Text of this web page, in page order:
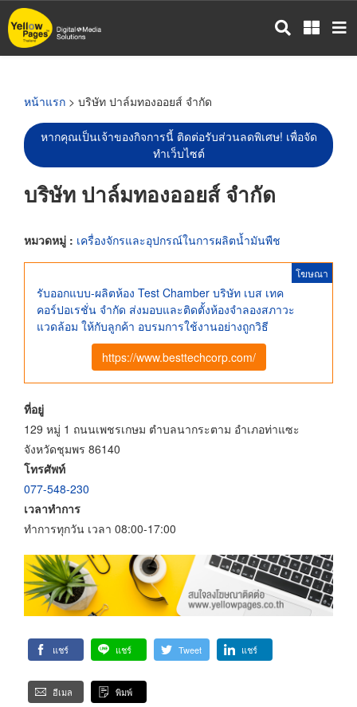
ข้าม
ไป
หน้าแรก > บริษัท ปาล์มทองออยส์ จำกัด
หากคุณเป็นเจ้าของกิจการนี้ ติดต่อรับส่วนลดพิเศษ! เพื่อจัด
ทำเว็บไซต์
บริษัท ปาล์มทองออยส์ จำกัด
หมวดหมู่ : เครื่องจักรและอุปกรณ์ในการผลิตน้ำมันพืช
โฆษณา
รับออกแบบ-ผลิตห้อง Test Chamber บริษัท เบส เทค
คอร์ปอเรชั่น จำกัด ส่งมอบและติดตั้งห้องจำลองสภาวะ
แวดล้อม ให้กับลูกค้า อบรมการใช้งานอย่างถูกวิธี
https://www.besttechcorp.com/
ที่อยู่
129 หมู่ 1 ถนนเพชรเกษม ตำบลนากระตาม อำเภอท่าแซะ
จังหวัดชุมพร 86140
โทรศัพท์
077-548-230
เวลาทำการ
ทำการทุกวัน เวลา 08:00-17:00
แชร์ แชร์ Tweet แชร์
อีเมล พิมพ์